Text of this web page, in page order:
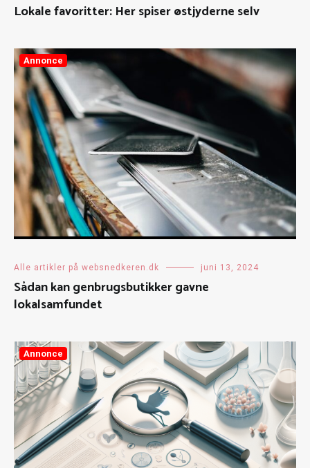
Lokale favoritter: Her spiser østjyderne selv
Annonce
Alle artikler på websnedkeren.dk juni 13, 2024
Sådan kan genbrugsbutikker gavne
lokalsamfundet
Annonce